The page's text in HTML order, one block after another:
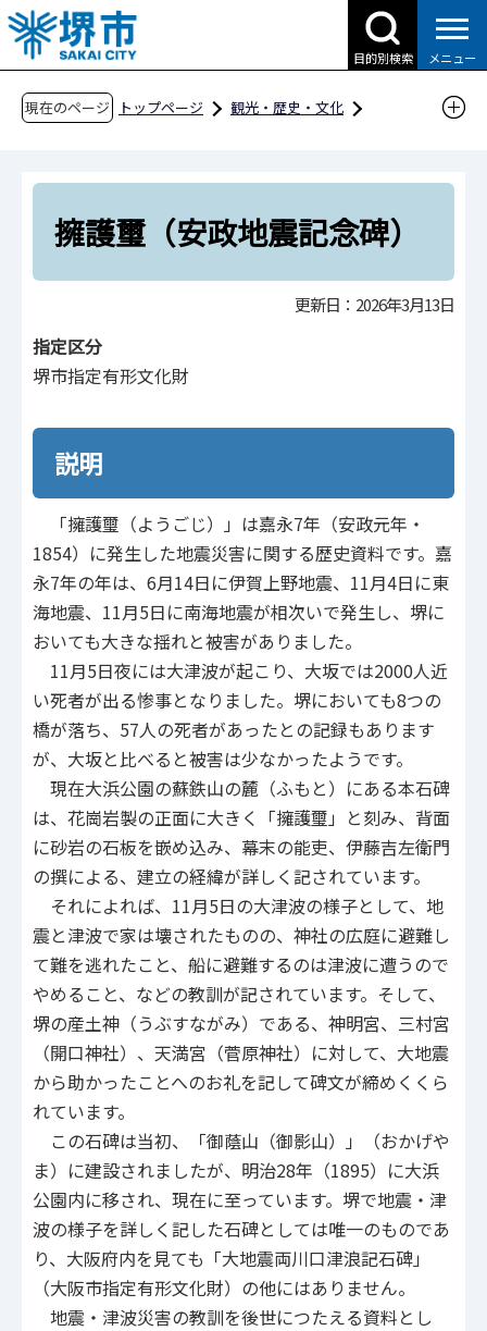
こ
の
ペ
目的別検索 メニュー
現在のページ トップページ
観光・歴史・文化
文化財紹介ページ
分野別
歴史資料
擁護璽（安政地震記念碑）
擁護璽（安政地震記念碑）
更新日：2026年3月13日
指定区分
堺市指定有形文化財
説明
「擁護璽（ようごじ）」は嘉永7年（安政元年・
1854）に発生した地震災害に関する歴史資料です。嘉
永7年の年は、6月14日に伊賀上野地震、11月4日に東
海地震、11月5日に南海地震が相次いで発生し、堺に
おいても大きな揺れと被害がありました。
11月5日夜には大津波が起こり、大坂では2000人近
い死者が出る惨事となりました。堺においても8つの
橋が落ち、57人の死者があったとの記録もあります
が、大坂と比べると被害は少なかったようです。
現在大浜公園の蘇鉄山の麓（ふもと）にある本石碑
は、花崗岩製の正面に大きく「擁護璽」と刻み、背面
に砂岩の石板を嵌め込み、幕末の能吏、伊藤吉左衛門
の撰による、建立の経緯が詳しく記されています。
それによれば、11月5日の大津波の様子として、地
震と津波で家は壊されたものの、神社の広庭に避難し
て難を逃れたこと、船に避難するのは津波に遭うので
やめること、などの教訓が記されています。そして、
堺の産土神（うぶすながみ）である、神明宮、三村宮
（開口神社）、天満宮（菅原神社）に対して、大地震
から助かったことへのお礼を記して碑文が締めくくら
れています。
この石碑は当初、「御蔭山（御影山）」（おかげや
ま）に建設されましたが、明治28年（1895）に大浜
公園内に移され、現在に至っています。堺で地震・津
波の様子を詳しく記した石碑としては唯一のものであ
り、大阪府内を見ても「大地震両川口津浪記石碑」
（大阪市指定有形文化財）の他にはありません。
地震・津波災害の教訓を後世につたえる資料とし